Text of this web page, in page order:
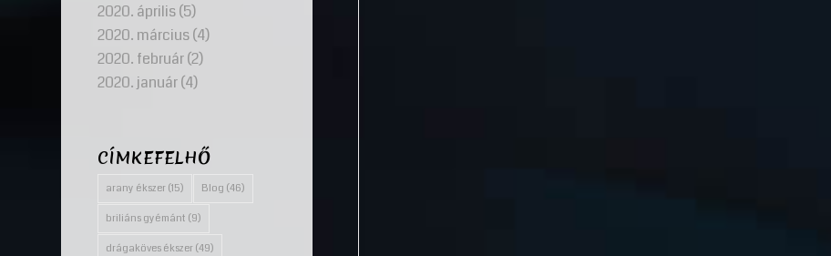
2020. április(5)
2020. március(4)
2020. február(2)
2020. január(4)
CÍMKEFELHŐ
arany ékszer (15) Blog (46)
briliáns gyémánt (9)
drágaköves ékszer (49)